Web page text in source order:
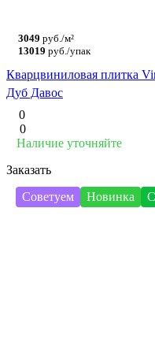
3049 руб./м²
13019 руб./упак
Кварцвиниловая плитка
Дуб Давос
0
0
Наличие уточняйте
Заказать
Советуем
Новинка